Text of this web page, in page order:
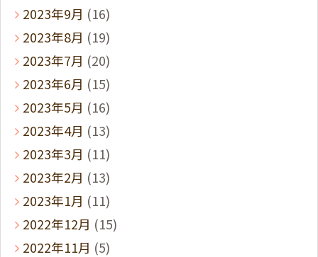
2023年9月 (16)
2023年8月 (19)
2023年7月 (20)
2023年6月 (15)
2023年5月 (16)
2023年4月 (13)
2023年3月 (11)
2023年2月 (13)
2023年1月 (11)
2022年12月 (15)
2022年11月 (5)